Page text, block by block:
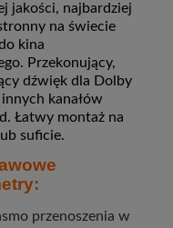
jakości, najbardziej
na świecie
kina
Przekonujący,
dźwięk dla Dolby
kanałów
Łatwy montaż na
suficie.
przenoszenia w